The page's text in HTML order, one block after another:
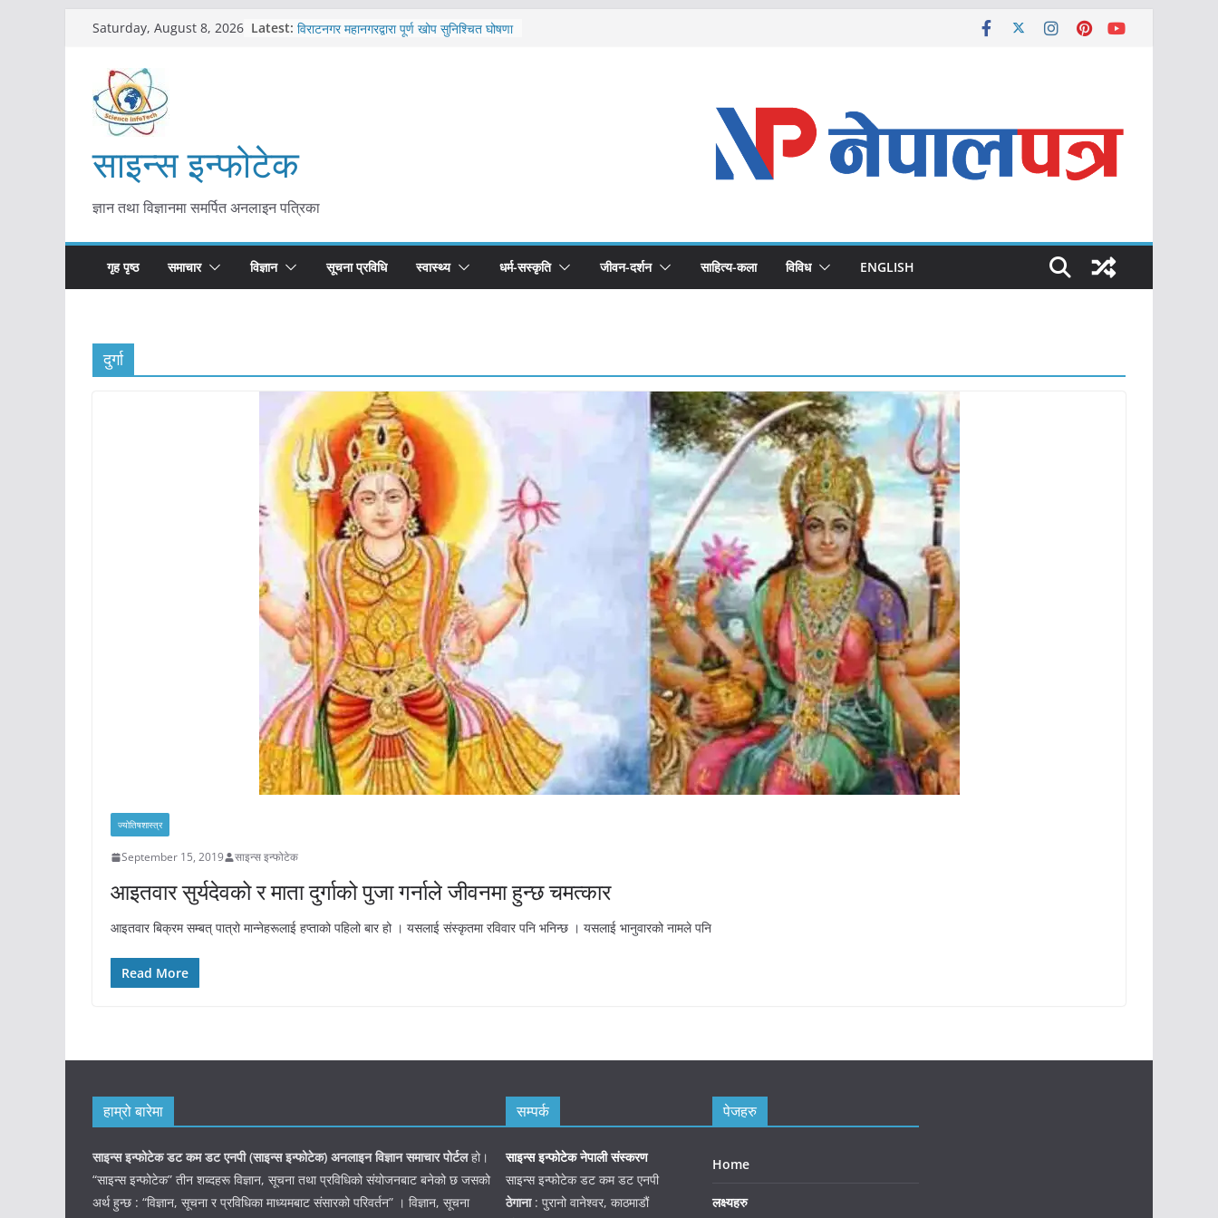
content
Saturday, August 8, 2026 Latest: कोरोना संक्रमण पुष्टिपछि दार्चुलाका सीमामा कडाइ
विराटनगर महानगरद्वारा पूर्ण खोप सुनिश्चित घोषणा
साइन्स इन्फोटेक
ज्ञान तथा विज्ञानमा समर्पित अनलाइन पत्रिका
गृह पृष्ठ समाचार विज्ञान सूचना प्रविधि स्वास्थ्य धर्म-सस्कृति जीवन-दर्शन साहित्य-कला विविध ENGLISH
दुर्गा
ज्योतिषशास्त्र
September 15, 2019 साइन्स इन्फोटेक
आइतवार सुर्यदेवको र माता दुर्गाको पुजा गर्नाले जीवनमा हुन्छ चमत्कार
आइतवार बिक्रम सम्बत् पात्रो मान्नेहरूलाई हप्ताको पहिलो बार हो । यसलाई संस्कृतमा रविवार पनि भनिन्छ । यसलाई भानुवारको नामले पनि
Read More
हाम्रो बारेमा
साइन्स इन्फोटेक डट कम डट एनपी (साइन्सइन्फोटेक) अनलाइन विज्ञान समाचार पोर्टलहो।
“साइन्स इन्फोटेक” तीन शब्दहरू विज्ञान, सूचना तथा प्रविधिको संयोजनबाट बनेको छ जसको
अर्थ हुन्छ : “विज्ञान, सूचना र प्रविधिका माध्यमबाट संसारको परिवर्तन” । विज्ञान, सूचना
सम्पर्क
साइन्स इन्फोटेक नेपाली संस्करण
साइन्स इन्फोटेक डट कम डट एनपी
ठेगाना: पुरानो वानेश्वर, काठमाडौं
पेजहरु
Home
लक्ष्यहरु